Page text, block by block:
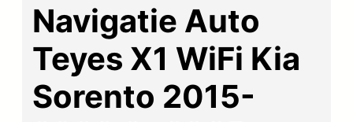
Navigatie Auto
Teyes X1 WiFi Kia
Sorento 2015-